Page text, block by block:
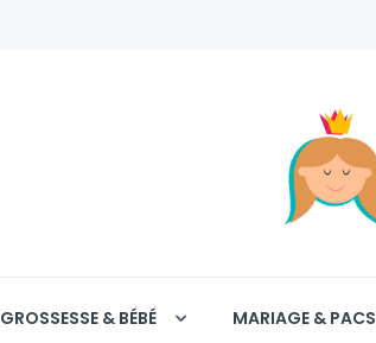
GROSSESSE & BÉBÉ MARIAGE & PACS